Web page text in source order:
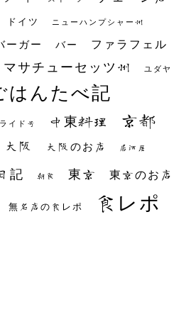
ドイツ ニューハンプシャー州
ーガー バー ファラフェル
マサチューセッツ州 ユダヤ
はんたべ記
イド号 中東料理 京都
大阪 大阪のお店 居酒屋
記 朝食 東京 東京のお店
無名店の食レポ 食レポ